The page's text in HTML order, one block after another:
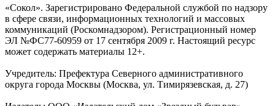
«Сокол». Зарегистрировано Федеральной службой по надзору
в сфере связи, информационных технологий и массовых
коммуникаций (Роскомнадзором). Регистрационный номер
ЭЛ №ФС77-60959 от 17 сентября 2009 г. Настоящий ресурс
может содержать материалы 12+.
Учредитель: Префектура Северного административного
округа города Москвы (Москва, ул. Тимирязевская, д. 27)